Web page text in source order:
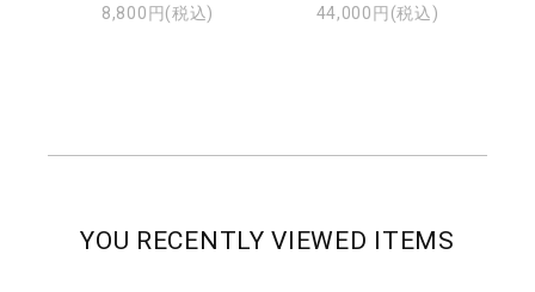
8,800円(税込) 44,000円(税込)
YOU RECENTLY VIEWED ITEMS